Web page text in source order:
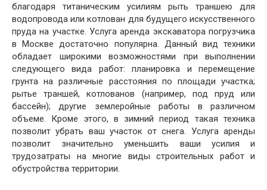
благодаря титаническим усилиям рыть траншею для
водопровода или котлован для будущего искусственного
пруда на участке. Услуга аренда экскаватора погрузчика
в Москве достаточно популярна. Данный вид техники
обладает широкими возможностями при выполнении
следующего вида работ: планировка и перемещение
грунта на различные расстояния по площади участка;
рытье траншей, котлованов (например, под пруд или
бассейн); другие землеройные работы в различном
объеме. Кроме этого, в зимний период такая техника
позволит убрать ваш участок от снега. Услуга аренды
позволит значительно уменьшить ваши усилия и
трудозатраты на многие виды строительных работ и
обустройства территории.